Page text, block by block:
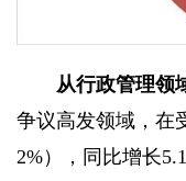
从行政管理领
争议高发领域，在
2%），同比增长